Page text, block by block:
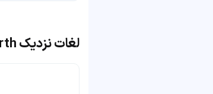
لغات نزدیک Leavenworth